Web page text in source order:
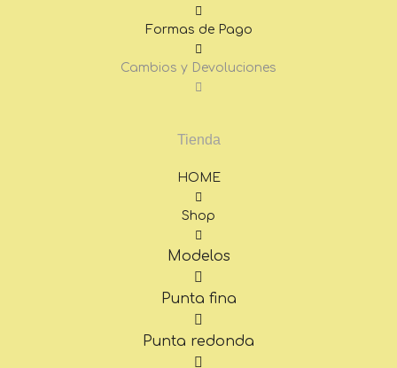
Formas de Pago
Cambios y Devoluciones
Tienda
HOME
Shop
Modelos
Punta fina
Punta redonda